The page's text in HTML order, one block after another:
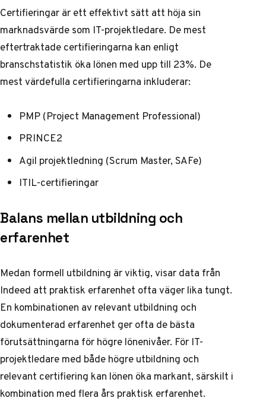
Certifieringar är ett effektivt sätt att höja sin
marknadsvärde som IT-projektledare. De mest
eftertraktade certifieringarna kan enligt
branschstatistik öka lönen med upp till 23%. De
mest värdefulla certifieringarna inkluderar:
PMP (Project Management Professional)
PRINCE2
Agil projektledning (Scrum Master, SAFe)
ITIL-certifieringar
Balans mellan utbildning och
erfarenhet
Medan formell utbildning är viktig, visar data från
Indeed att praktisk erfarenhet ofta väger lika tungt.
En kombinationen av relevant utbildning och
dokumenterad erfarenhet ger ofta de bästa
förutsättningarna för högre lönenivåer. För IT-
projektledare med både högre utbildning och
relevant certifiering kan lönen öka markant, särskilt i
kombination med flera års praktisk erfarenhet.